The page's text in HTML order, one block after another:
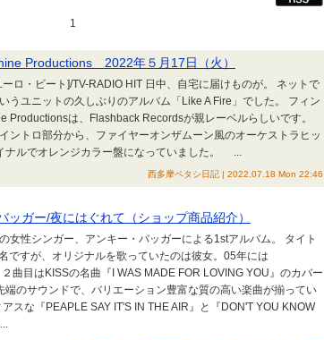
1
Productions 2022年５月17日（火）
ロ・ビート]/TV-RADIO HIT 日中、自宅に届けものが。 ネットで
うユニットの久しぶりのアルバム「Like A Fire」でした。 フィン
Productionsは、Flashback Recordsが親レーベルらしいです。
ントロ部分から、ファイヤーオンザムーン風のオーケストラヒッ
ルでオレンジカラー盤になっていました。 ...
西多摩ペタシ日記 | 2022.07.18 Mon 22:46
ガー/夜にはぐれて（ショップ商品紹介）
女性シンガー、アンキー・バッガーによる1stアルバム。 タイト
ですが、オリジナルを歌っていたのは彼女。05年には
曲目はKISSの名曲『I WAS MADE FOR LOVING YOU』のカバー
のサウンドで、バリエーション豊富な質の高い楽曲が揃ってい
スな『PEAPLE SAY IT'S IN THE AIR』と『DON'T YOU KNOW